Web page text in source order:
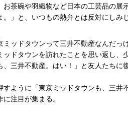
お茶碗や羽織物など日本の工芸品の
」と、いつもの熱弁とは反対にしみ
ミッドタウンって三井不動産なんだ
ッドタウンを訪れたことを思い返し、
、三井不動産。はい！」と友人たち
すように「東京ミッドタウンも、三
注目が集まる。